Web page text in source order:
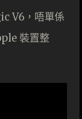
V6，唔單係
裝置整